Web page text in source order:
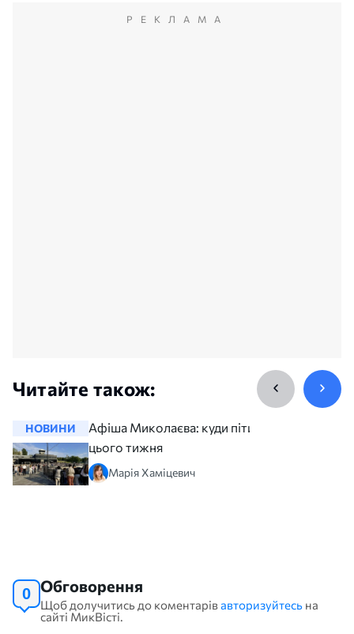
РЕКЛАМА
Читайте також:
НОВИНИ
Афіша Миколаєва: куди піти
цього тижня
Марія Хаміцевич
0 Обговорення
Щоб долучитись до коментарівавторизуйтесь на
сайті МикВісті.